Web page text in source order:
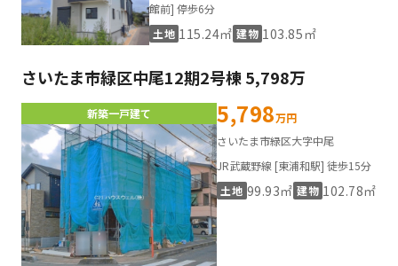
館前] 停歩6分
土地 115.24㎡ 建物 103.85㎡
さいたま市緑区中尾12期2号棟 5,798万
新築一戸建て 5,798万円
さいたま市緑区大字中尾
JR武蔵野線 [東浦和駅] 徒歩15分
土地 99.93㎡ 建物 102.78㎡